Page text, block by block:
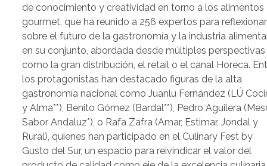
de conocimiento y creatividad en torno a los alimentos
gourmet, que ha reunido a 256 expertos para reflexionar
sobre el futuro de la gastronomía y la industria
en su conjunto, abordada desde múltiples perspectivas
como la gran distribución, el retail o el canal Horeca.
los protagonistas han destacado figuras de la alta
gastronomía nacional como Juanlu Fernández (LÚ
y Alma**), Benito Gómez (Bardal**), Pedro Aguilera
Sabor Andaluz*), o Rafa Zafra (Amar, Estimar, Jondal y
Rural), quienes han participado en el Culinary Fest by
Gusto del Sur, un espacio para reivindicar el valor del